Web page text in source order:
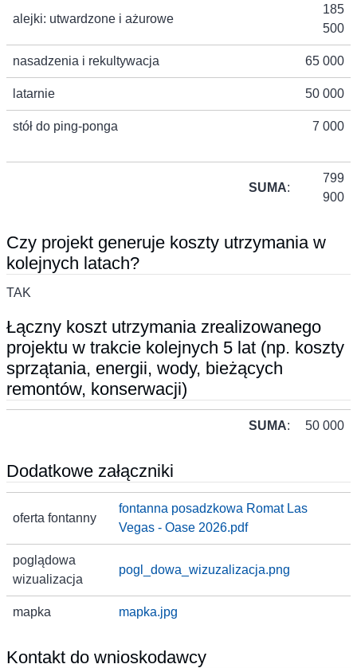
alejki: utwardzone i ażurowe
185
500
nasadzenia i rekultywacja 65 000
latarnie 50 000
stół do ping-ponga 7 000
SUMA:
799
900
Czy projekt generuje koszty utrzymania w
kolejnych latach?
TAK
Łączny koszt utrzymania zrealizowanego
projektu w trakcie kolejnych 5 lat (np. koszty
sprzątania, energii, wody, bieżących
remontów, konserwacji)
SUMA: 50 000
Dodatkowe załączniki
oferta fontanny
fontanna posadzkowa Romat Las
Vegas - Oase 2026.pdf
poglądowa
wizualizacja
pogl_dowa_wizuzalizacja.png
mapka mapka.jpg
Kontakt do wnioskodawcy